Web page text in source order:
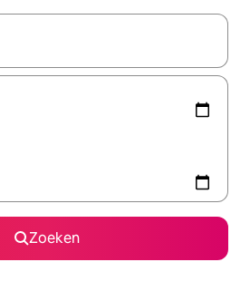
beschikbaar zijn, maak je een keuze
Zoeken